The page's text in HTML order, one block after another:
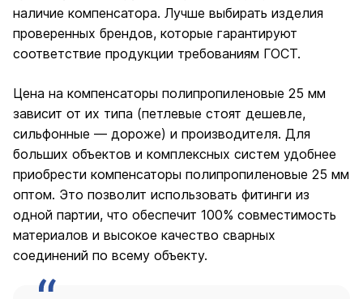
наличие компенсатора. Лучше выбирать изделия
проверенных брендов, которые гарантируют
соответствие продукции требованиям ГОСТ.
Цена на компенсаторы полипропиленовые 25 мм
зависит от их типа (петлевые стоят дешевле,
сильфонные — дороже) и производителя. Для
больших объектов и комплексных систем удобнее
приобрести компенсаторы полипропиленовые 25 мм
оптом. Это позволит использовать фитинги из
одной партии, что обеспечит 100% совместимость
материалов и высокое качество сварных
соединений по всему объекту.